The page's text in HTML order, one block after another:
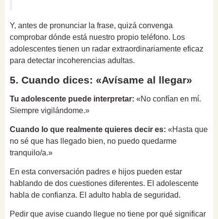
Y, antes de pronunciar la frase, quizá convenga
comprobar dónde está nuestro propio teléfono. Los
adolescentes tienen un radar extraordinariamente eficaz
para detectar incoherencias adultas.
5. Cuando dices: «Avísame al llegar»
Tu adolescente puede interpretar: «No confían en mí.
Siempre vigilándome.»
Cuando lo que realmente quieres decir es: «Hasta que
no sé que has llegado bien, no puedo quedarme
tranquilo/a.»
En esta conversación padres e hijos pueden estar
hablando de dos cuestiones diferentes. El adolescente
habla de confianza. El adulto habla de seguridad.
Pedir que avise cuando llegue no tiene por qué significar